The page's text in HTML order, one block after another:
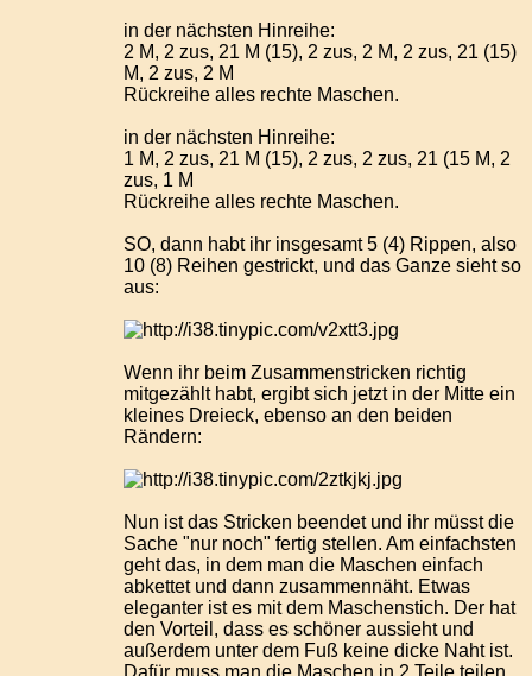
in der nächsten Hinreihe:
2 M, 2 zus, 21 M (15), 2 zus, 2 M, 2 zus, 21 (15)
M, 2 zus, 2 M
Rückreihe alles rechte Maschen.
in der nächsten Hinreihe:
1 M, 2 zus, 21 M (15), 2 zus, 2 zus, 21 (15 M, 2
zus, 1 M
Rückreihe alles rechte Maschen.
SO, dann habt ihr insgesamt 5 (4) Rippen, also
10 (8) Reihen gestrickt, und das Ganze sieht so
aus:
Wenn ihr beim Zusammenstricken richtig
mitgezählt habt, ergibt sich jetzt in der Mitte ein
kleines Dreieck, ebenso an den beiden
Rändern:
Nun ist das Stricken beendet und ihr müsst die
Sache "nur noch" fertig stellen. Am einfachsten
geht das, in dem man die Maschen einfach
abkettet und dann zusammennäht. Etwas
eleganter ist es mit dem Maschenstich. Der hat
den Vorteil, dass es schöner aussieht und
außerdem unter dem Fuß keine dicke Naht ist.